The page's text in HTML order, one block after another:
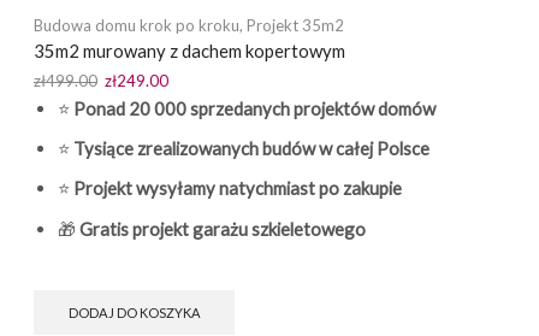
Budowa domu krok po kroku, Projekt 35m2
35m2 murowany z dachem kopertowym
zł499.00 Pierwotna
cena
zł499.00.
zł249.00Aktualna
cena
wynosi:
zł249.00.
⭐ Ponad 20 000 sprzedanych projektów domów
⭐ Tysiące zrealizowanych budów w całej Polsce
⭐ Projekt wysyłamy natychmiast po zakupie
🎁 Gratis projekt garażu szkieletowego
DODAJ DO KOSZYKA